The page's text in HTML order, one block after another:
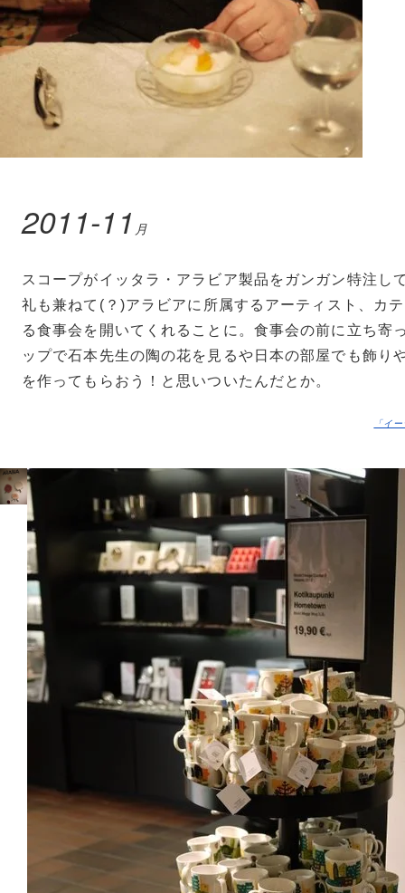
2011-11 月
スコープがイッタラ・アラビア製品をガンガン特注し
礼も兼ねて(？)アラビアに所属するアーティスト、カ
る食事会を開いてくれることに。食事会の前に立ち寄
ップで石本先生の陶の花を見るや日本の部屋でも飾り
を作ってもらおう！と思いついたんだとか。
「イ